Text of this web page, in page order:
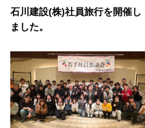
石川建設(株)社員旅行を開催し
ました。